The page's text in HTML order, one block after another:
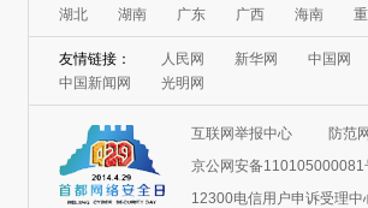
湖北
湖南 广东 广西 海南
友情链接： 人民网 新华网
中国网
中国新闻网
光明网
互联网举报中心
防范
京公网安备110105000081
12300电信用户申诉受理中